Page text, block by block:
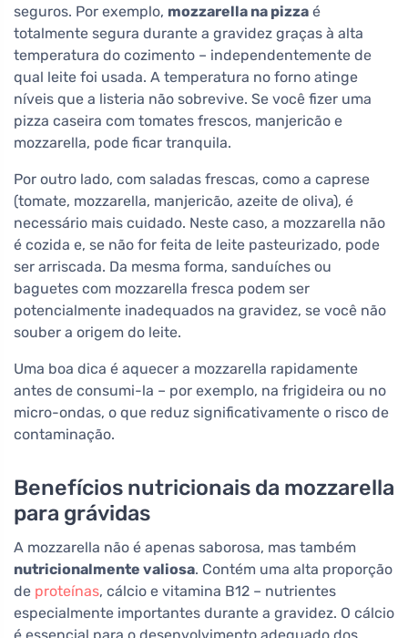
seguros. Por exemplo, mozzarella na pizza é
totalmente segura durante a gravidez graças à alta
temperatura do cozimento – independentemente de
qual leite foi usada. A temperatura no forno atinge
níveis que a listeria não sobrevive. Se você fizer uma
pizza caseira com tomates frescos, manjericão e
mozzarella, pode ficar tranquila.
Por outro lado, com saladas frescas, como a caprese
(tomate, mozzarella, manjericão, azeite de oliva), é
necessário mais cuidado. Neste caso, a mozzarella não
é cozida e, se não for feita de leite pasteurizado, pode
ser arriscada. Da mesma forma, sanduíches ou
baguetes com mozzarella fresca podem ser
potencialmente inadequados na gravidez, se você não
souber a origem do leite.
Uma boa dica é aquecer a mozzarella rapidamente
antes de consumi-la – por exemplo, na frigideira ou no
micro-ondas, o que reduz significativamente o risco de
contaminação.
Benefícios nutricionais da mozzarella
para grávidas
A mozzarella não é apenas saborosa, mas também
nutricionalmente valiosa. Contém uma alta proporção
de proteínas, cálcio e vitamina B12 – nutrientes
especialmente importantes durante a gravidez. O cálcio